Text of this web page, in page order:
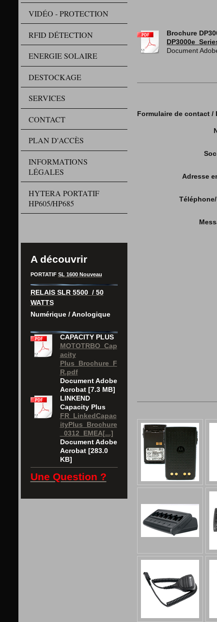
VIDÉO - PROTECTION
RFID DÉTECTION
ENERGIE SOLAIRE
DESTOCKAGE
SERVICES
CONTACT
PLAN D'ACCÈS
INFORMATIONS
LÉGALES
HYTERA PORTATIF
HP605/HP685
A découvrir
PORTATIF SL 1600 Nouveau
RELAIS SLR 5500 / 50
WATTS
Numérique / Anologique
CAPACITY PLUS
MOTOTRBO_Cap
acity
Plus_Brochure_F
R.pdf
Document Adobe
Acrobat [7.3 MB]
LINKEND
Capacity Plus
FR_LinkedCapac
ityPlus_Brochure
_0312_EMEA[...]
Document Adobe
Acrobat [283.0
KB]
Une Question ?
Brochure
Document
Formulaire de contact /
Adresse